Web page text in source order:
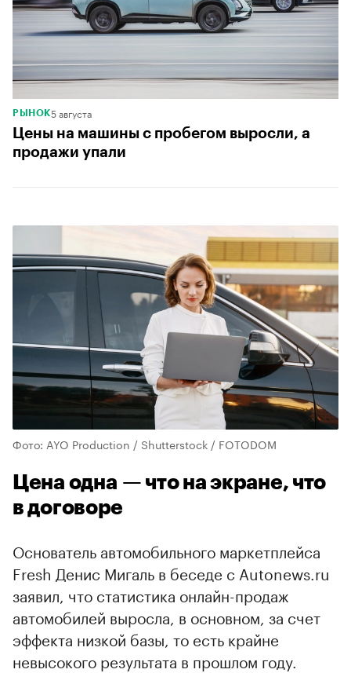
РЫНОК5 августа
Цены на машины с пробегом выросли, а
продажи упали
Фото: AYO Production / Shutterstock / FOTODOM
Цена одна — что на экране, что
в договоре
Основатель автомобильного маркетплейса
Fresh Денис Мигаль в беседе с Autonews.ru
заявил, что статистика онлайн-продаж
автомобилей выросла, в основном, за счет
эффекта низкой базы, то есть крайне
невысокого результата в прошлом году.